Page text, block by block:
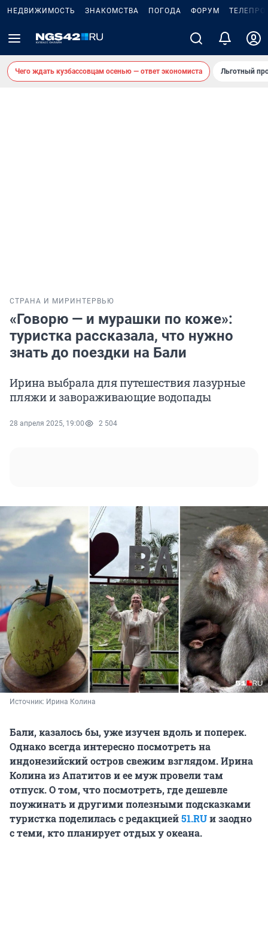
НЕДВИЖИМОСТЬ ЗНАКОМСТВА ПОГОДА ФОРУМ
Чего ждать кузбассовцам осенью — ответ экономиста Льготный
СТРАНА И МИР ИНТЕРВЬЮ
«Говорю — и мурашки по коже»:
туристка рассказала, что нужно
знать до поездки на Бали
Ирина выбрала для путешествия лазурные
пляжи и завораживающие водопады
28 апреля 2025, 19:00 2 504
Источник: Ирина Колина
Бали, казалось бы, уже изучен вдоль и поперек.
Однако всегда интересно посмотреть на
индонезийский остров свежим взглядом. Ирина
Колина из Апатитов и ее муж провели там
отпуск. О том, что посмотреть, где дешевле
поужинать и другими полезными подсказками
туристка поделилась с редакцией51.RUи заодно
с теми, кто планирует отдых у океана.